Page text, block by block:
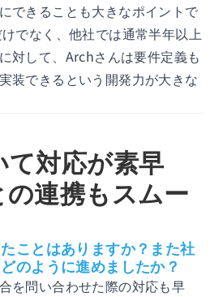
できることも大きなポイントで
でなく、他社では通常半年以上
対して、Archさんは要件定義も
装できるという開発力が大きな
対応が素早
の連携もスムー
ことはありますか？また社
のように進めましたか？
問い合わせた際の対応も早